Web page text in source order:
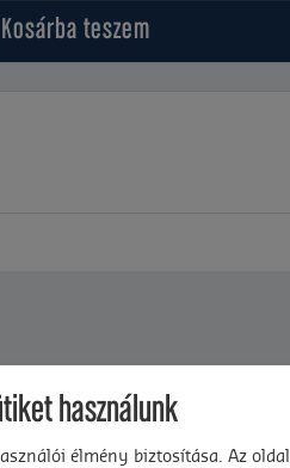
Kosárba teszem
Elemszám
1
használunk
élmény biztosítása. Az oldal